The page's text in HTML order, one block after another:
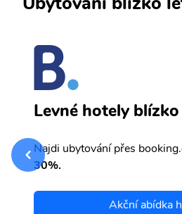
Levné hotely
Najdi ubytování přes
30%.
Akční abídka